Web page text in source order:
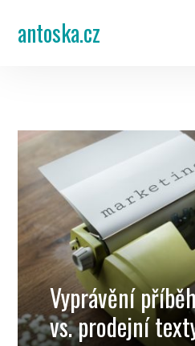
antoska.cz
Vyprávění
vs. prodejní